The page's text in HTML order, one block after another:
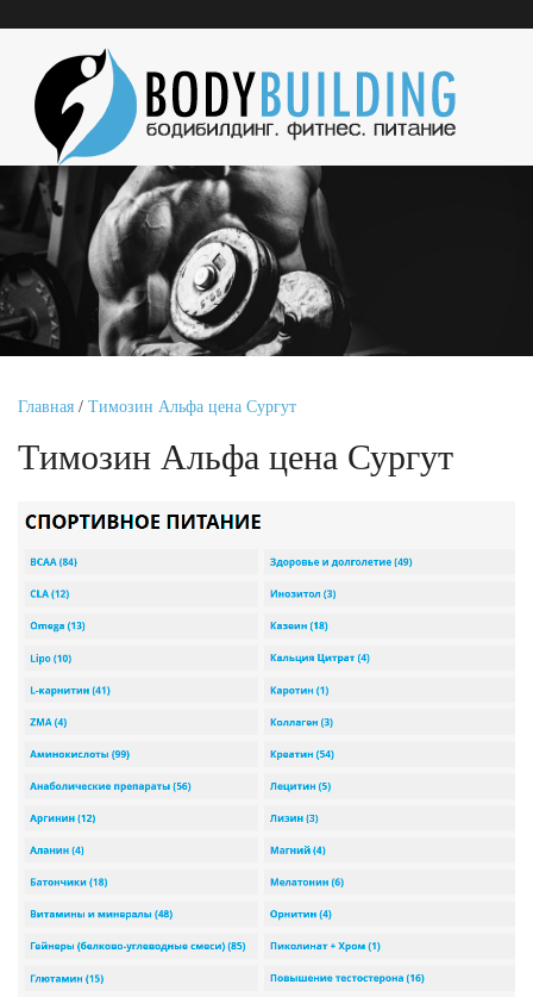
Главная / Tимозин Альфа цена Сургут
Tимозин Альфа цена Сургут